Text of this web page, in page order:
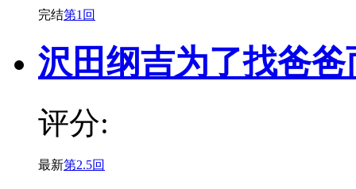
完结第1回
沢田纲吉为了找爸
评分:
最新第2.5回